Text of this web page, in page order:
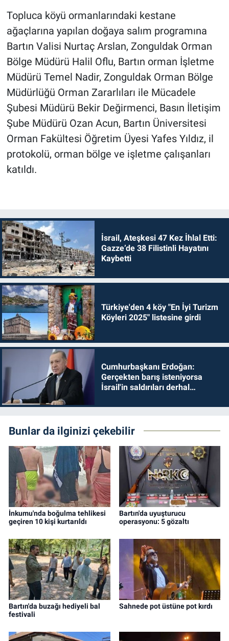
Topluca köyü ormanlarındaki kestane
ağaçlarına yapılan doğaya salım programına
Bartın Valisi Nurtaç Arslan, Zonguldak Orman
Bölge Müdürü Halil Oflu, Bartın orman İşletme
Müdürü Temel Nadir, Zonguldak Orman Bölge
Müdürlüğü Orman Zararlıları ile Mücadele
Şubesi Müdürü Bekir Değirmenci, Basın İletişim
Şube Müdürü Ozan Acun, Bartın Üniversitesi
Orman Fakültesi Öğretim Üyesi Yafes Yıldız, il
protokolü, orman bölge ve işletme çalışanları
katıldı.
İsrail, Ateşkesi 47 Kez İhlal Etti:
Gazze’de 38 Filistinli Hayatını
Kaybetti
Türkiye'den 4 köy "En İyi Turizm
Köyleri 2025" listesine girdi
Cumhurbaşkanı Erdoğan:
Gerçekten barış isteniyorsa
İsrail'in saldırıları derhal
Bunlar da ilginizi çekebilir
İnkumu'nda boğulma tehlikesi
geçiren 10 kişi kurtarıldı
Bartın'da uyuşturucu
operasyonu: 5 gözaltı
Bartın'da buzağı hediyeli bal
festivali
Sahnede pot üstüne pot kırdı